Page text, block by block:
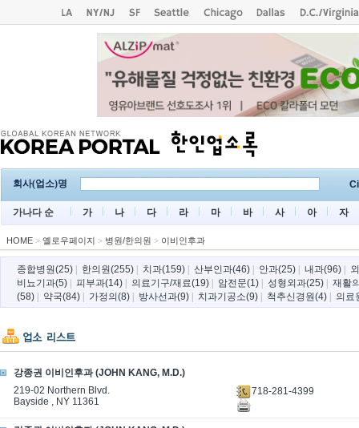
회사(업소)명
가나다 순 가 나 다 라 마 바 사 아 자
HOME > 옐로우페이지 > 병원/한의원 > 이비인후과
종합병원(25) 한의원(255) 치과(159) 산부인과(46) 안과(25) 내과(96)
비뇨기과(5)
피부과(14) 의료기구/재료(19) 암전문(1) 성형외과(25)
재활
(58)
약국(84) 가정의(8) 방사선과(9) 치과기공소(9) 척추신경원(4) 의료
강종권 이비인후과 (JOHN KANG, M.D.)
219-02 Northern Blvd.
Bayside , NY 11361
718-281-4399